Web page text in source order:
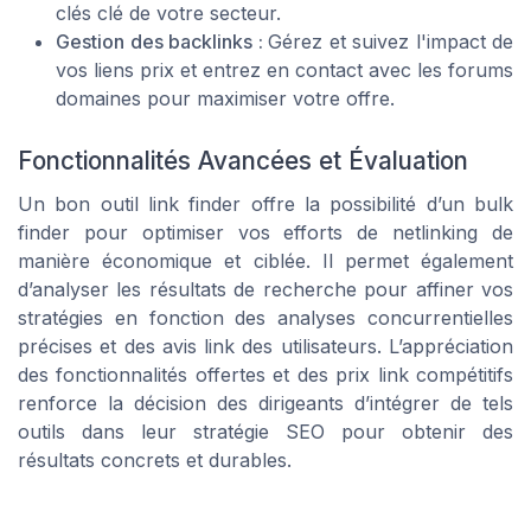
clés clé de votre secteur.
Gestion des backlinks : Gérez et suivez l'impact de
vos liens prix et entrez en contact avec les forums
domaines pour maximiser votre offre.
Fonctionnalités Avancées et Évaluation
Un bon outil link finder offre la possibilité d’un bulk
finder pour optimiser vos efforts de netlinking de
manière économique et ciblée. Il permet également
d’analyser les résultats de recherche pour affiner vos
stratégies en fonction des analyses concurrentielles
précises et des avis link des utilisateurs. L’appréciation
des fonctionnalités offertes et des prix link compétitifs
renforce la décision des dirigeants d’intégrer de tels
outils dans leur stratégie SEO pour obtenir des
résultats concrets et durables.